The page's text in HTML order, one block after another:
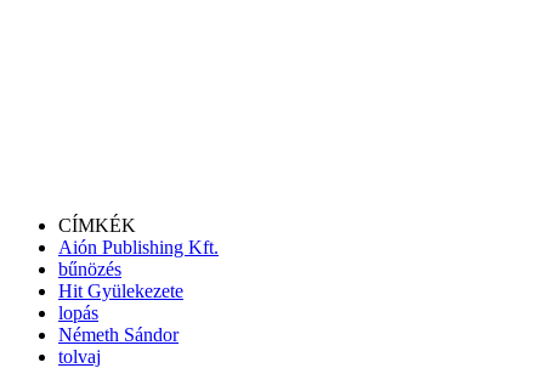
CÍMKÉK
Aión Publishing Kft.
bűnözés
Hit Gyülekezete
lopás
Németh Sándor
tolvaj